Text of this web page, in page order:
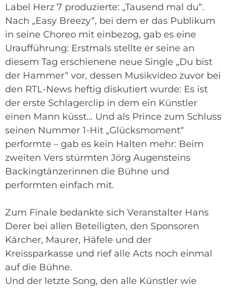
Label Herz 7 produzierte: „Tausend mal du“.
Nach „Easy Breezy“, bei dem er das Publikum
in seine Choreo mit einbezog, gab es eine
Uraufführung: Erstmals stellte er seine an
diesem Tag erschienene neue Single „Du bist
der Hammer“ vor, dessen Musikvideo zuvor bei
den RTL-News heftig diskutiert wurde: Es ist
der erste Schlagerclip in dem ein Künstler
einen Mann küsst… Und als Prince zum Schluss
seinen Nummer 1-Hit „Glücksmoment“
performte – gab es kein Halten mehr: Beim
zweiten Vers stürmten Jörg Augensteins
Backingtänzerinnen die Bühne und
performten einfach mit.
Zum Finale bedankte sich Veranstalter Hans
Derer bei allen Beteiligten, den Sponsoren
Kärcher, Maurer, Häfele und der
Kreissparkasse und rief alle Acts noch einmal
auf die Bühne.
Und der letzte Song, den alle Künstler wie